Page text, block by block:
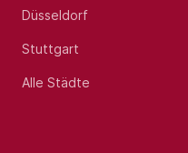
Düsseldorf
Stuttgart
Alle Städte